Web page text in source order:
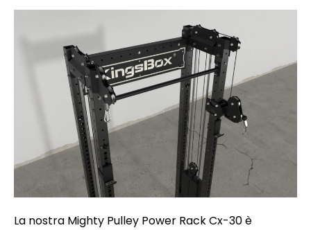
La nostra Mighty Pulley Power Rack Cx-30 è